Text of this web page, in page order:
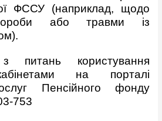
ФССУ (наприклад, щодо
або травми із
питань користування
на порталі
Пенсійного фонду
753